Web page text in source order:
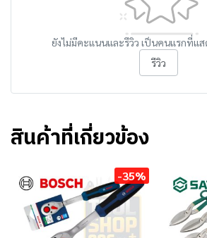
ยังไม่มีคะแนนและรีวิว เป็นคนแรกที่แ
รีวิว
สินค้าที่เกี่ยวข้อง
-35%